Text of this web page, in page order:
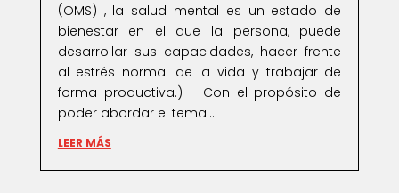
(OMS) , la salud mental es un estado de
bienestar en el que la persona, puede
desarrollar sus capacidades, hacer frente
al estrés normal de la vida y trabajar de
forma productiva.) Con el propósito de
poder abordar el tema...
LEER MÁS